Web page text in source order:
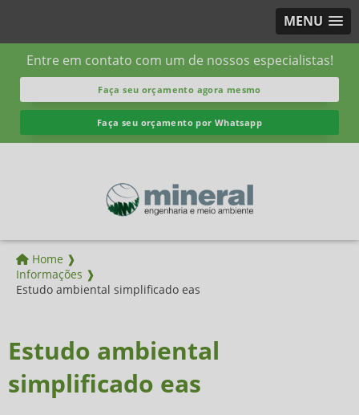
MENU
Entre em contato com um de nossos especialistas!
Faça seu orçamento agora mesmo
Faça seu orçamento por Whatsapp
Home ❱
Informações ❱
Estudo ambiental simplificado eas
Estudo ambiental
simplificado eas